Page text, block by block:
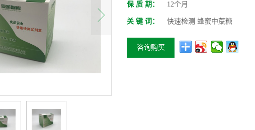
保 质 期： 12个月
关 键 词： 快速检测 蜂蜜中蔗糖
咨询购买